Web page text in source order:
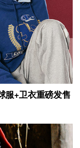
服+卫衣重磅发售